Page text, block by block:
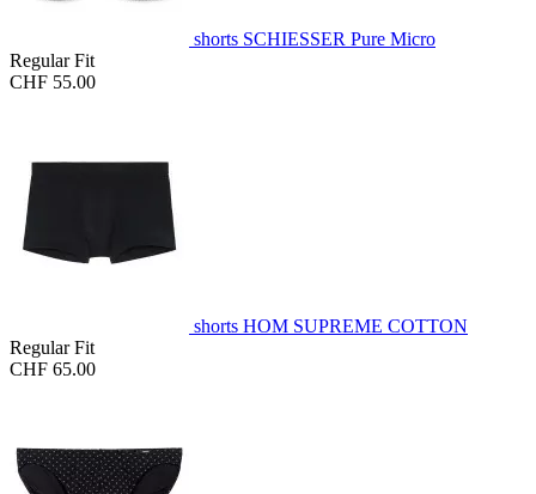
shorts SCHIESSER Pure Micro
Regular Fit
CHF 55.00
shorts HOM SUPREME COTTON
Regular Fit
CHF 65.00